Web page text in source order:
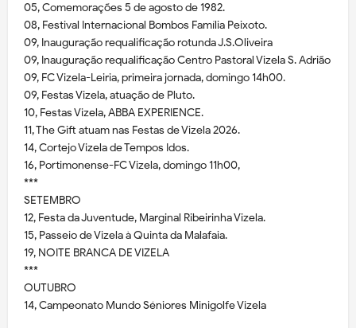
05, Comemorações 5 de agosto de 1982.
08, Festival Internacional Bombos Família Peixoto.
09, Inauguração requalificação rotunda J.S.Oliveira
09, Inauguração requalificação Centro Pastoral Vizela S. Adrião
09, FC Vizela-Leiria, primeira jornada, domingo 14h00.
09, Festas Vizela, atuação de Pluto.
10, Festas Vizela, ABBA EXPERIENCE.
11, The Gift atuam nas Festas de Vizela 2026.
14, Cortejo Vizela de Tempos Idos.
16, Portimonense-FC Vizela, domingo 11h00,
***
SETEMBRO
12, Festa da Juventude, Marginal Ribeirinha Vizela.
15, Passeio de Vizela à Quinta da Malafaia.
19, NOITE BRANCA DE VIZELA
***
OUTUBRO
14, Campeonato Mundo Séniores Minigolfe Vizela